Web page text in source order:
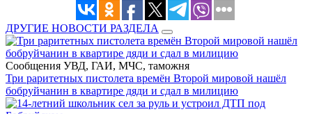
ДРУГИЕ НОВОСТИ РАЗДЕЛА
Сообщения УВД, ГАИ, МЧС, таможня
Три раритетных пистолета времён Второй мировой нашёл
бобруйчанин в квартире дяди и сдал в милицию